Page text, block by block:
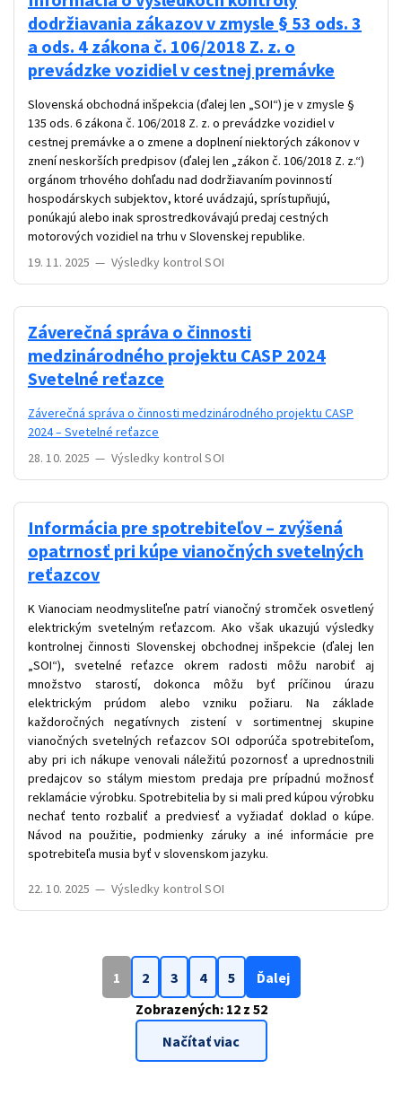
dodržiavania zákazov v zmysle § 53 ods. 3
a ods. 4 zákona č. 106/2018 Z. z. o
prevádzke vozidiel v cestnej premávke
Slovenská obchodná inšpekcia (ďalej len „SOI“) je v zmysle §
135 ods. 6 zákona č. 106/2018 Z. z. o prevádzke vozidiel v
cestnej premávke a o zmene a doplnení niektorých zákonov v
znení neskorších predpisov (ďalej len „zákon č. 106/2018 Z. z.“)
orgánom trhového dohľadu nad dodržiavaním povinností
hospodárskych subjektov, ktoré uvádzajú, sprístupňujú,
ponúkajú alebo inak sprostredkovávajú predaj cestných
motorových vozidiel na trhu v Slovenskej republike.
19. 11. 2025 — Výsledky kontrol SOI
Záverečná správa o činnosti
medzinárodného projektu CASP 2024
Svetelné reťazce
Záverečná správa o činnosti medzinárodného projektu CASP
2024 – Svetelné reťazce
28. 10. 2025 — Výsledky kontrol SOI
Informácia pre spotrebiteľov – zvýšená
opatrnosť pri kúpe vianočných svetelných
reťazcov
K Vianociam neodmysliteľne patrí vianočný stromček osvetlený
elektrickým svetelným reťazcom. Ako však ukazujú výsledky
kontrolnej činnosti Slovenskej obchodnej inšpekcie (ďalej len
„SOI“), svetelné reťazce okrem radosti môžu narobiť aj
množstvo starostí, dokonca môžu byť príčinou úrazu
elektrickým prúdom alebo vzniku požiaru. Na základe
každoročných negatívnych zistení v sortimentnej skupine
vianočných svetelných reťazcov SOI odporúča spotrebiteľom,
aby pri ich nákupe venovali náležitú pozornosť a uprednostnili
predajcov so stálym miestom predaja pre prípadnú možnosť
reklamácie výrobku. Spotrebitelia by si mali pred kúpou výrobku
nechať tento rozbaliť a predviesť a vyžiadať doklad o kúpe.
Návod na použitie, podmienky záruky a iné informácie pre
spotrebiteľa musia byť v slovenskom jazyku.
22. 10. 2025 — Výsledky kontrol SOI
1 2 3 4 5
Ďalej
Zobrazených: 12 z 52
Načítať viac